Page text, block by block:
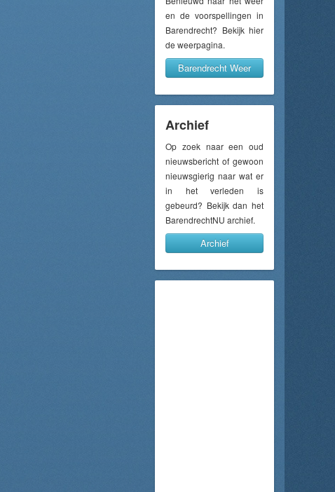
en de voorspellingen in
Barendrecht? Bekijk hier
de weerpagina.
Barendrecht Weer
Archief
Op zoek naar een oud
nieuwsbericht of gewoon
nieuwsgierig naar wat er
in het verleden is
gebeurd? Bekijk dan het
BarendrechtNU archief.
Archief